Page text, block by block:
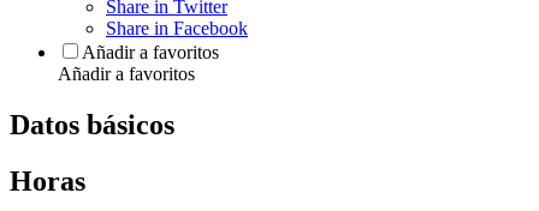
Share in Twitter
Share in Facebook
Añadir a favoritos
Añadir a favoritos
Datos básicos
Horas